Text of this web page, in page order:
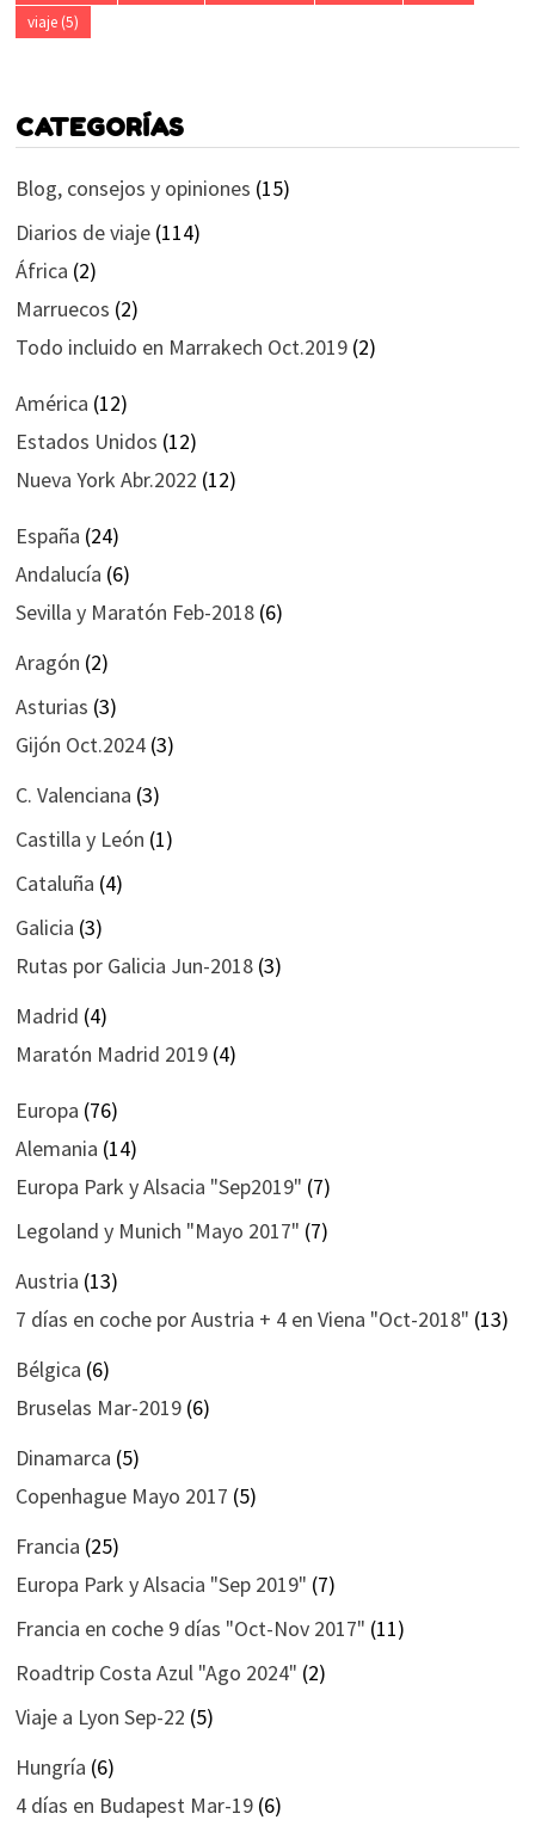
viaje(5)
CATEGORÍAS
Blog, consejos y opiniones (15)
Diarios de viaje(114)
África (2)
Marruecos (2)
Todo incluido en Marrakech Oct.2019(2)
América (12)
Estados Unidos (12)
Nueva York Abr.2022 (12)
España (24)
Andalucía (6)
Sevilla y Maratón Feb-2018(6)
Aragón (2)
Asturias (3)
Gijón Oct.2024(3)
C. Valenciana (3)
Castilla y León (1)
Cataluña (4)
Galicia (3)
Rutas por Galicia Jun-2018(3)
Madrid (4)
Maratón Madrid 2019(4)
Europa (76)
Alemania (14)
Europa Park y Alsacia "Sep2019" (7)
Legoland y Munich "Mayo 2017" (7)
Austria (13)
7 días en coche por Austria + 4 en Viena "Oct-2018" (13)
Bélgica (6)
Bruselas Mar-2019(6)
Dinamarca (5)
Copenhague Mayo 2017 (5)
Francia (25)
Europa Park y Alsacia "Sep 2019" (7)
Francia en coche 9 días "Oct-Nov 2017" (11)
Roadtrip Costa Azul "Ago 2024" (2)
Viaje a Lyon Sep-22 (5)
Hungría (6)
4 días en Budapest Mar-19(6)